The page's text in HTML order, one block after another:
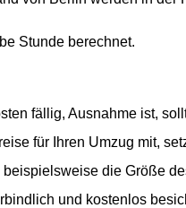
Stunde berechnet.
fällig, Ausnahme ist,
für Ihren Umzug mit,
die Größe
und kostenlos